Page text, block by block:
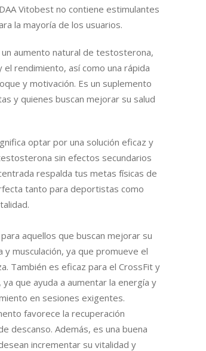
Vitobest no contiene estimulantes
la mayoría de los usuarios.
aumento natural de testosterona,
rendimiento, así como una rápida
y motivación. Es un suplemento
y quienes buscan mejorar su salud
optar por una solución eficaz y
sin efectos secundarios
respalda tus metas físicas de
tanto para deportistas como
aquellos que buscan mejorar su
​​musculación, ya que promueve el
También es eficaz para el CrossFit y
que ayuda a aumentar la energía y
en sesiones exigentes.
favorece la recuperación
descanso. Además, es una buena
incrementar su vitalidad y